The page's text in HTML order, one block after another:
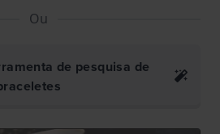
Ou
de pesquisa de